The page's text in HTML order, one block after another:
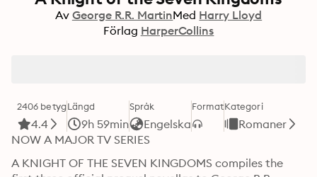
Av George R.R. MartinMed Harry Lloyd
Förlag HarperCollins
2406 betyg
4.4
Längd
9h 59min
Språk
Engelska
FormatKategori
Romaner
NOW A MAJOR TV SERIES
A KNIGHT OF THE SEVEN KINGDOMS compiles the